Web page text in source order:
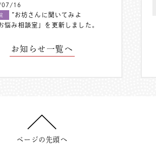
07/16
”お坊さんに聞いてみよ
悩み相談室」を更新しました。
お知らせ一覧へ
ページの先頭へ